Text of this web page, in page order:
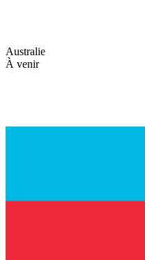
Australie
À venir